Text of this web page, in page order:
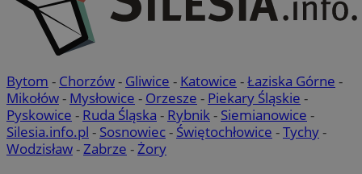
Bytom - Chorzów- Gliwice - Katowice -Łaziska Górne -
Mikołów- Mysłowice - Orzesze - Piekary Śląskie -
Pyskowice - Ruda Śląska - Rybnik- Siemianowice -
Silesia.info.pl - Sosnowiec- Świętochłowice -Tychy-
Wodzisław-Zabrze -Żory